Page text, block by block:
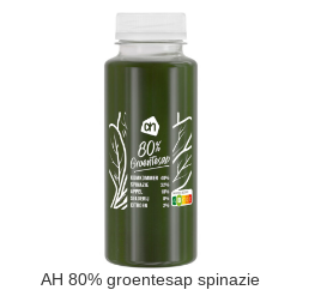
AH 80% groentesap spinazie